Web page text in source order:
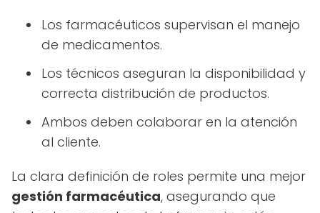
Los farmacéuticos supervisan el manejo
de medicamentos.
Los técnicos aseguran la disponibilidad y
correcta distribución de productos.
Ambos deben colaborar en la atención
al cliente.
La clara definición de roles permite una mejor
gestión farmacéutica, asegurando que